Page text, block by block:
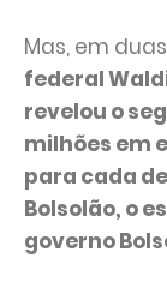
Mas, em
federal
revelou o
milhões em
para cada
Bolsolão, o
governo